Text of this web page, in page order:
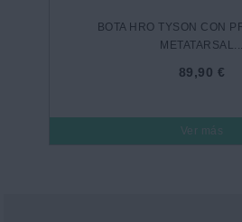
BOTA HRO TYSON CON
METATARSAL...
89,90 €
Ver más